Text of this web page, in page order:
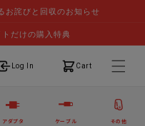
お詫びと回収のお知らせ
トだけの購入特典
Log In
ログイン Cart
カート
アダプタ ケーブル その他